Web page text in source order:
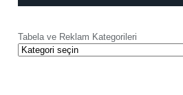
Tabela ve Reklam Kategorileri